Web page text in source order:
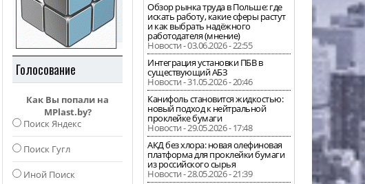
Голосование
Как Вы попали на
MPlast.by?
Поиск Яндекс
Поиск Гугл
Иной Поиск
Обзор рынка труда в Польше: где
искать работу, какие сферы растут
и как выбрать надёжного
работодателя (мнение)
Новости - 03.06.2026 - 22:55
Интеграция установки ПБВ в
существующий АБЗ
Новости - 31.05.2026 - 20:46
Канифоль становится жидкостью:
новый подход к нейтральной
проклейке бумаги
Новости - 29.05.2026 - 17:48
АКД без хлора: новая олефиновая
платформа для проклейки бумаги
из российского сырья
Новости - 28.05.2026 - 21:39